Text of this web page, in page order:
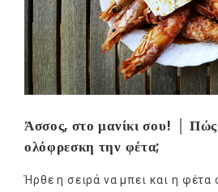
Άσσος, στο μανίκι σου! │ Πώς
ολόφρεσκη την φέτα;
Ήρθε η σειρά να μπει και η φέτα